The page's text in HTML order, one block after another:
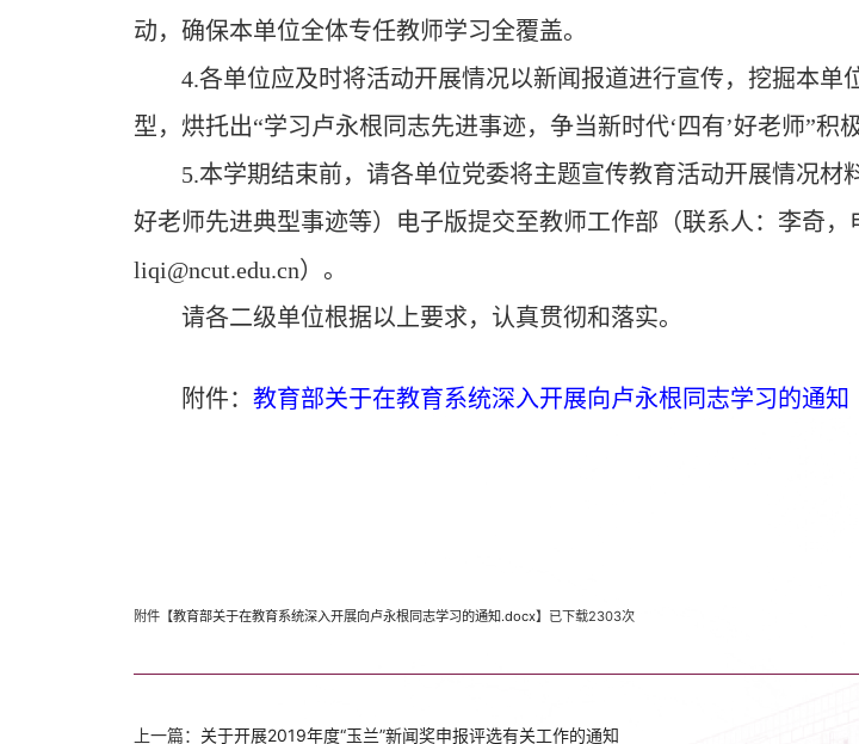
动，确保本单位全体专任教师学习全覆盖。
4.各单位应及时将活动开展情况以新闻报道进行宣传，挖掘本单
型，烘托出“学习卢永根同志先进事迹，争当新时代‘四有’好老师”积
5.本学期结束前，请各单位党委将主题宣传教育活动开展情况材
好老师先进典型事迹等）电子版提交至教师工作部（联系人：李奇，
liqi@ncut.edu.cn）。
请各二级单位根据以上要求，认真贯彻和落实。
附件： 教育部关于在教育系统深入开展向卢永根同志学习的通知
附件【教育部关于在教育系统深入开展向卢永根同志学习的通知.docx】已下载2303次
上一篇： 关于开展2019年度“玉兰”新闻奖申报评选有关工作的通知